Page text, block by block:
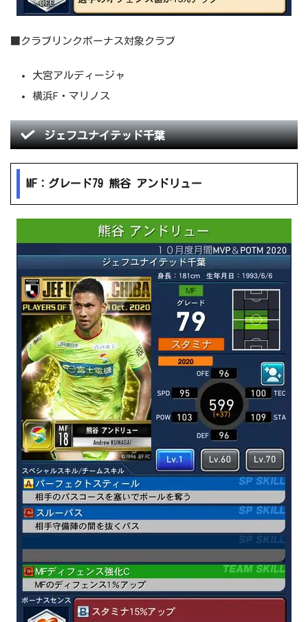
■クラブリンクボーナス対象クラブ
大宮アルディージャ
横浜F・マリノス
ジェフユナイテッド千葉
MF：グレード79 熊谷 アンドリュー